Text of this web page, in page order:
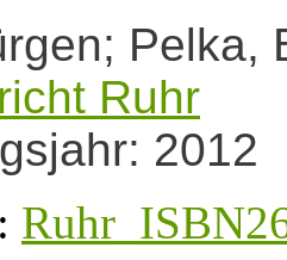
Pelka,
Ruhr
2012